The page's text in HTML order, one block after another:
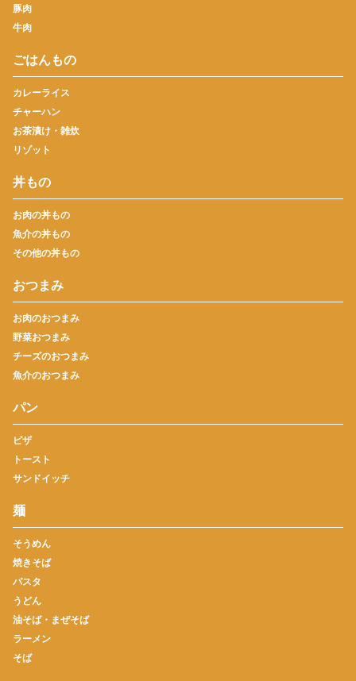
豚肉
牛肉
ごはんもの
カレーライス
チャーハン
お茶漬け・雑炊
リゾット
丼もの
お肉の丼もの
魚介の丼もの
その他の丼もの
おつまみ
お肉のおつまみ
野菜おつまみ
チーズのおつまみ
魚介のおつまみ
パン
ピザ
トースト
サンドイッチ
麺
そうめん
焼きそば
パスタ
うどん
油そば・まぜそば
ラーメン
そば